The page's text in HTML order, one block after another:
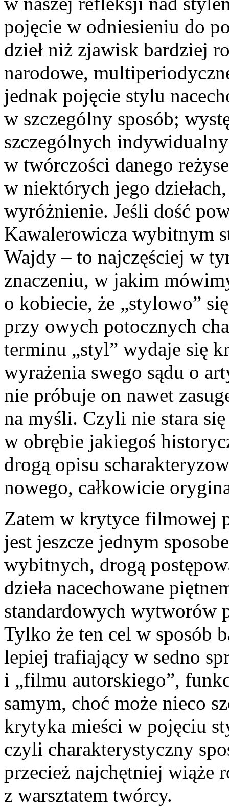
pojęcie w odniesieniu do
dzieł niż zjawisk bardziej
narodowe,
jednak pojęcie stylu
w szczególny sposób;
szczególnych
w twórczości danego
w niektórych jego
wyróżnienie. Jeśli dość
Kawalerowicza wybitnym
Wajdy – to najczęściej w
znaczeniu, w jakim
o kobiecie, że „stylowo”
przy owych potocznych
terminu „styl” wydaje się
wyrażenia swego sądu o
nie próbuje on nawet
na myśli. Czyli nie stara
w obrębie jakiegoś
drogą opisu
nowego, całkowicie
Zatem w krytyce filmowej
jest jeszcze jednym
wybitnych, drogą
dzieła nacechowane
standardowych wytworów
Tylko że ten cel w sposób
lepiej trafiający w sedno
i „filmu autorskiego”,
samym, choć może nieco
krytyka mieści w pojęciu
czyli charakterystyczny
przecież najchętniej wiąże
z warsztatem twórcy.